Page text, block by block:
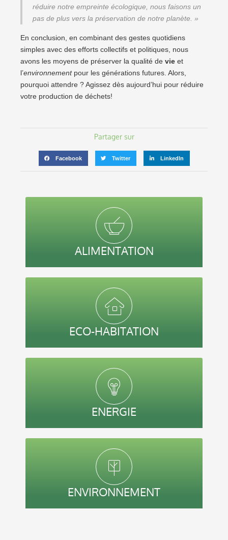
réduire notre empreinte écologique, nous faisons un
pas de plus vers la préservation de notre planète. »
En conclusion, en combinant des gestes quotidiens
simples avec des efforts collectifs et politiques, nous
avons les moyens de préserver la qualité de vie et
l’environnementpour les générations futures. Alors,
pourquoi attendre ? Agissez dès aujourd’hui pour réduire
votre production de déchets!
Partager sur
Facebook Twitter LinkedIn
ALIMENTATION
ECO-HABITATION
ENERGIE
ENVIRONNEMENT